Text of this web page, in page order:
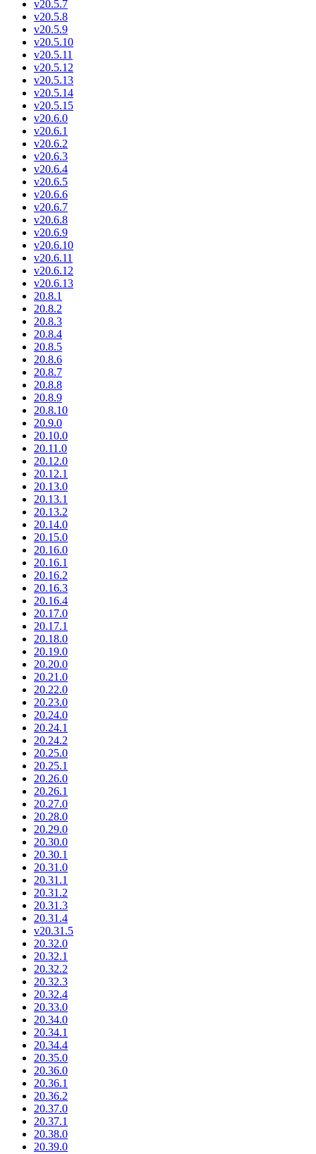
v20.5.7
v20.5.8
v20.5.9
v20.5.10
v20.5.11
v20.5.12
v20.5.13
v20.5.14
v20.5.15
v20.6.0
v20.6.1
v20.6.2
v20.6.3
v20.6.4
v20.6.5
v20.6.6
v20.6.7
v20.6.8
v20.6.9
v20.6.10
v20.6.11
v20.6.12
v20.6.13
20.8.1
20.8.2
20.8.3
20.8.4
20.8.5
20.8.6
20.8.7
20.8.8
20.8.9
20.8.10
20.9.0
20.10.0
20.11.0
20.12.0
20.12.1
20.13.0
20.13.1
20.13.2
20.14.0
20.15.0
20.16.0
20.16.1
20.16.2
20.16.3
20.16.4
20.17.0
20.17.1
20.18.0
20.19.0
20.20.0
20.21.0
20.22.0
20.23.0
20.24.0
20.24.1
20.24.2
20.25.0
20.25.1
20.26.0
20.26.1
20.27.0
20.28.0
20.29.0
20.30.0
20.30.1
20.31.0
20.31.1
20.31.2
20.31.3
20.31.4
v20.31.5
20.32.0
20.32.1
20.32.2
20.32.3
20.32.4
20.33.0
20.34.0
20.34.1
20.34.4
20.35.0
20.36.0
20.36.1
20.36.2
20.37.0
20.37.1
20.38.0
20.39.0